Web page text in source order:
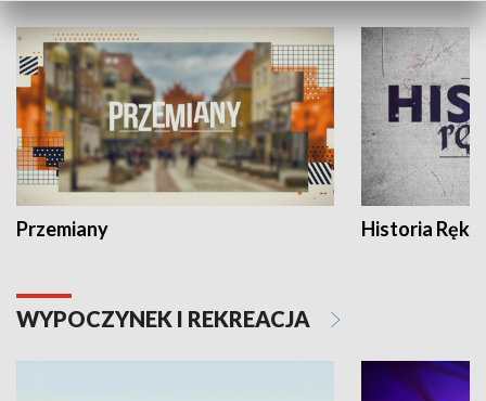
Przemiany Historia Ręką
WYPOCZYNEK I REKREACJA